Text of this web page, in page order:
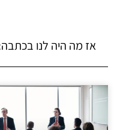
אז מה היה לנו